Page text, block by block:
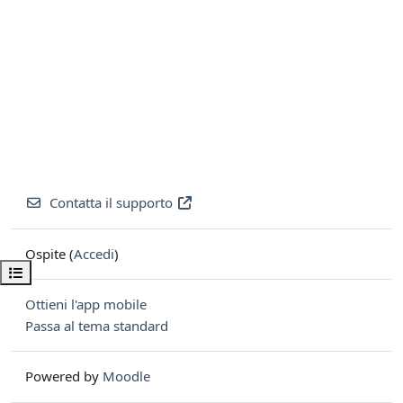
Apri indice del corso
Contatta il supporto
Ospite (Accedi)
Ottieni l'app mobile
Passa al tema standard
Powered by Moodle